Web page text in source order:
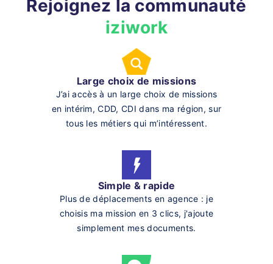
Rejoignez la communauté
iziwork
Large choix de missions
J’ai accès à un large choix de missions
en intérim, CDD, CDI dans ma région, sur
tous les métiers qui m’intéressent.
Simple & rapide
Plus de déplacements en agence : je
choisis ma mission en 3 clics, j'ajoute
simplement mes documents.